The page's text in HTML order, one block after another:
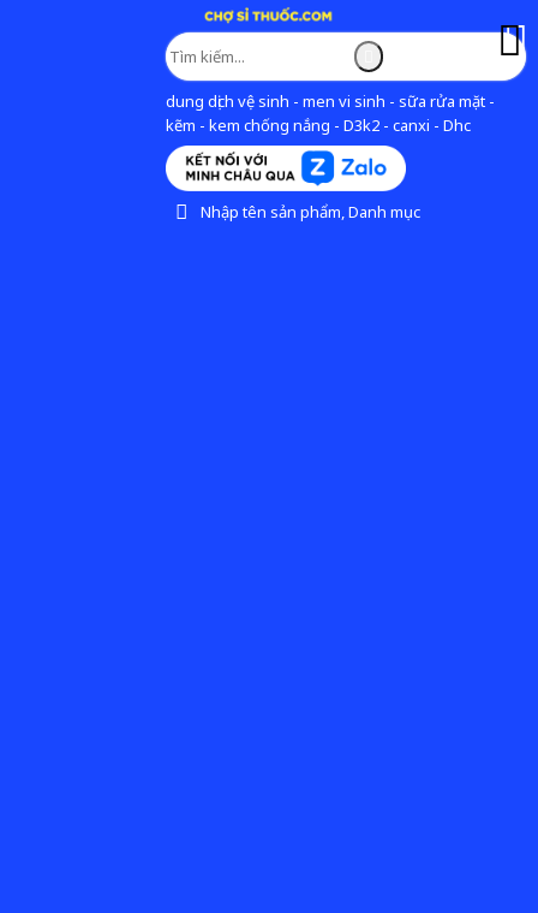
dung dịch vệ sinh - men vi sinh - sữa rửa mặt -
kẽm - kem chống nắng - D3k2 - canxi - Dhc
Nhập tên sản phẩm, Danh mục